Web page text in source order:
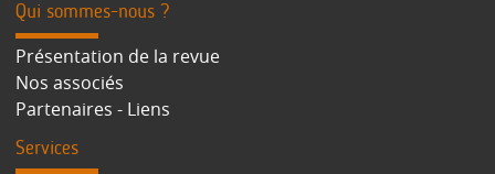
Qui sommes-nous ?
Présentation de la revue
Nos associés
Partenaires - Liens
Services